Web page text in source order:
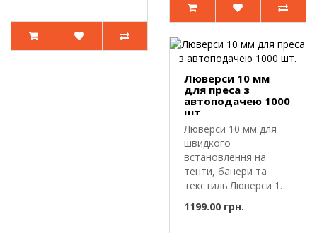
Люверси 10 мм
для преса з
автоподачею 1000
шт.
Люверси 10 мм для
швидкого
встановлення на
тенти, банери та
текстиль.Люверси 10
матер..
1199.00 грн.